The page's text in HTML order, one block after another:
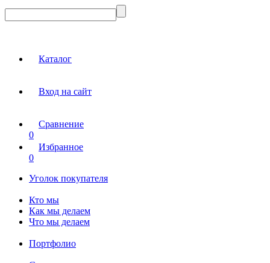
Каталог
Вход на сайт
Сравнение
0
Избранное
0
Уголок покупателя
Кто мы
Как мы делаем
Что мы делаем
Портфолио